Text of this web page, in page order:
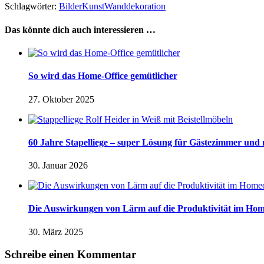
Schlagwörter: BilderKunstWanddekoration
Das könnte dich auch interessieren …
So wird das Home-Office gemütlicher
27. Oktober 2025
60 Jahre Stapelliege – super Lösung für Gästezimmer und
30. Januar 2026
Die Auswirkungen von Lärm auf die Produktivität im
30. März 2025
Schreibe einen Kommentar